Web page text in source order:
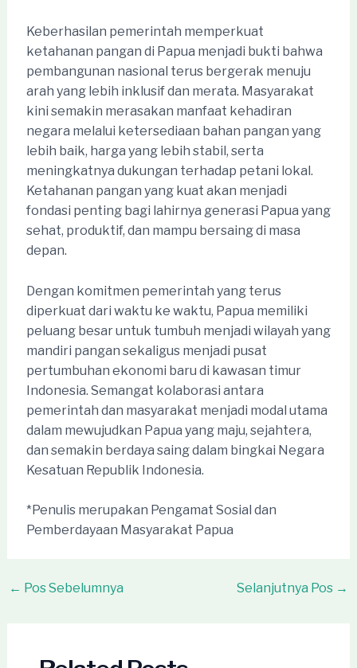
Keberhasilan pemerintah memperkuat
ketahanan pangan di Papua menjadi bukti bahwa
pembangunan nasional terus bergerak menuju
arah yang lebih inklusif dan merata. Masyarakat
kini semakin merasakan manfaat kehadiran
negara melalui ketersediaan bahan pangan yang
lebih baik, harga yang lebih stabil, serta
meningkatnya dukungan terhadap petani lokal.
Ketahanan pangan yang kuat akan menjadi
fondasi penting bagi lahirnya generasi Papua yang
sehat, produktif, dan mampu bersaing di masa
depan.
Dengan komitmen pemerintah yang terus
diperkuat dari waktu ke waktu, Papua memiliki
peluang besar untuk tumbuh menjadi wilayah yang
mandiri pangan sekaligus menjadi pusat
pertumbuhan ekonomi baru di kawasan timur
Indonesia. Semangat kolaborasi antara
pemerintah dan masyarakat menjadi modal utama
dalam mewujudkan Papua yang maju, sejahtera,
dan semakin berdaya saing dalam bingkai Negara
Kesatuan Republik Indonesia.
*Penulis merupakan Pengamat Sosial dan
Pemberdayaan Masyarakat Papua
Post
← Pos Sebelumnya Selanjutnya Pos →